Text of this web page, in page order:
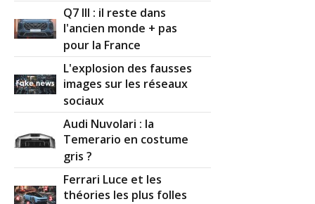
Q7 III : il reste dans
l'ancien monde + pas
pour la France
L'explosion des fausses
images sur les réseaux
sociaux
Audi Nuvolari : la
Temerario en costume
gris ?
Ferrari Luce et les
théories les plus folles